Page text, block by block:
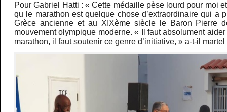
Pour Gabriel Hatti : « Cette médaille pèse lourd pour moi
qu le marathon est quelque chose d’extraordinaire qui a
Grèce ancienne et au XIXème siècle le Baron Pierre
mouvement olympique moderne. « Il faut absolument
marathon, il faut soutenir ce genre d’initiative, » a-t-il martel